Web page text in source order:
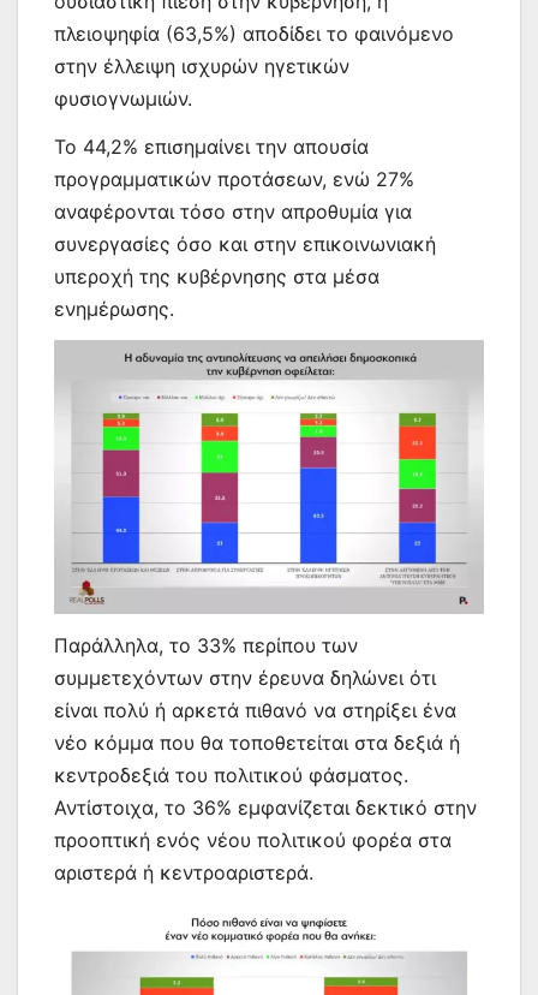
πλειοψηφία (63,5%) αποδίδει το φαινόμενο
στην έλλειψη ισχυρών ηγετικών
φυσιογνωμιών.
Το 44,2% επισημαίνει την απουσία
προγραμματικών προτάσεων, ενώ 27%
αναφέρονται τόσο στην απροθυμία για
συνεργασίες όσο και στην επικοινωνιακή
υπεροχή της κυβέρνησης στα μέσα
ενημέρωσης.
Παράλληλα, το 33% περίπου των
συμμετεχόντων στην έρευνα δηλώνει ότι
είναι πολύ ή αρκετά πιθανό να στηρίξει ένα
νέο κόμμα που θα τοποθετείται στα δεξιά ή
κεντροδεξιά του πολιτικού φάσματος.
Αντίστοιχα, το 36% εμφανίζεται δεκτικό στην
προοπτική ενός νέου πολιτικού φορέα στα
αριστερά ή κεντροαριστερά.